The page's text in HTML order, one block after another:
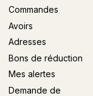
Commandes
Avoirs
Adresses
Bons de réduction
Mes alertes
Demande de